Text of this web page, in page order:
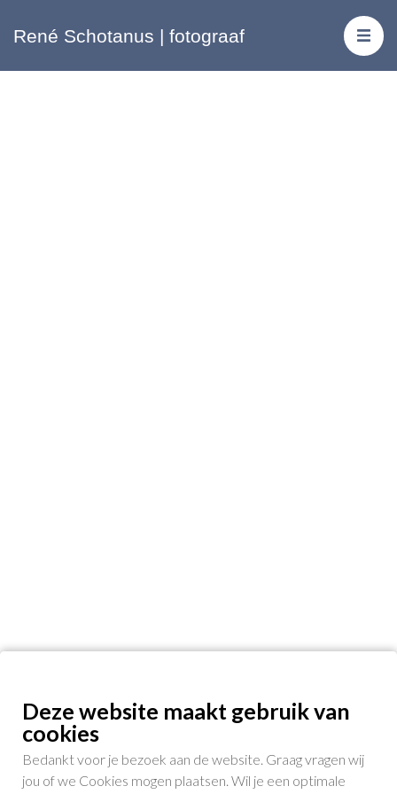
René Schotanus | fotograaf
Deze website maakt gebruik van
cookies
Bedankt voor je bezoek aan de website. Graag vragen wij
jou of we Cookies mogen plaatsen. Wil je een optimale